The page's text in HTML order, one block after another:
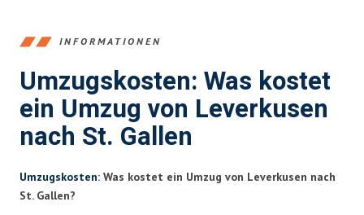
INFORMATIONEN
Umzugskosten: Was kostet
ein Umzug von Leverkusen
nach St. Gallen
Umzugskosten: Was kostet ein Umzug von Leverkusen nach
St. Gallen?